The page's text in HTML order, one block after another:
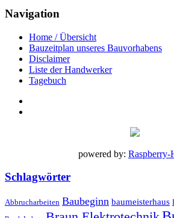
Navigation
Home / Übersicht
Bauzeitplan unseres Bauvorhabens
Disclaimer
Liste der Handwerker
Tagebuch
powered by: Raspberry-
Schlagwörter
Abbrucharbeiten Baubeginn baumeisterhaus